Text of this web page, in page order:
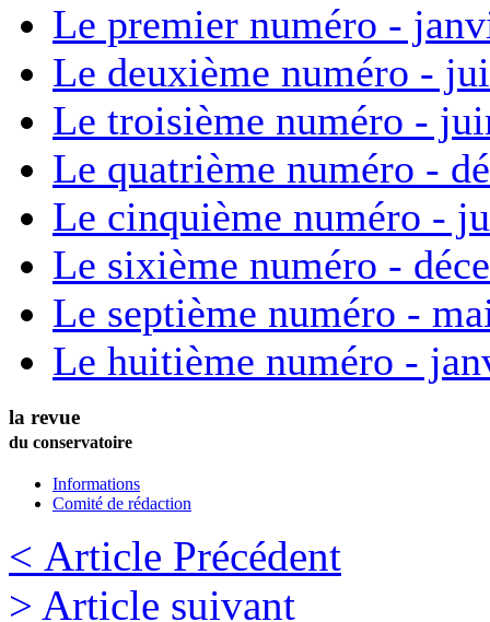
Le premier numéro -
Le deuxième numéro -
Le troisième numéro -
Le quatrième numéro -
Le cinquième numéro -
Le sixième numéro -
Le septième numéro -
Le huitième numéro -
la revue
du conservatoire
Informations
Comité de rédaction
< Article Précédent
> Article suivant